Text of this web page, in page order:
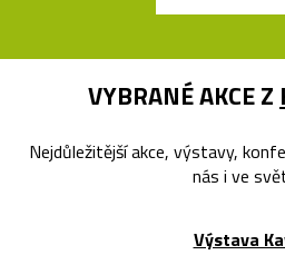
VYBRANÉ AKCE Z
Nejdůležitější akce, výstavy,
nás i ve
Výstava